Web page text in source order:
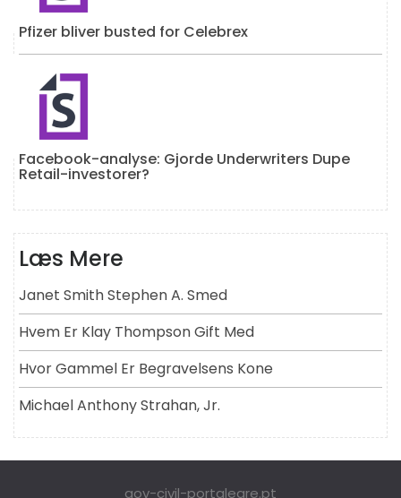
Pfizer bliver busted for Celebrex
Facebook-analyse: Gjorde Underwriters Dupe
Retail-investorer?
Læs Mere
Janet Smith Stephen A. Smed
Hvem Er Klay Thompson Gift Med
Hvor Gammel Er Begravelsens Kone
Michael Anthony Strahan, Jr.
gov-civil-portalegre.pt